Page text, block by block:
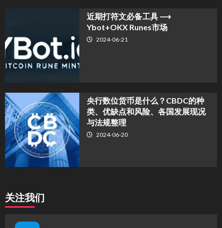
近期打符文必备工具 ⟶
Ybot+OKX Runes市场
2024-06-21
央行数位货币是什么？CBDC的种
类、优缺点和风险、各国发展现况
与法规整理
2024-06-20
关注我们